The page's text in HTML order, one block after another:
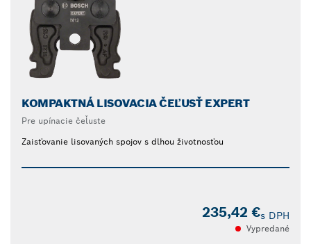
KOMPAKTNÁ LISOVACIA ČEĽUSŤ EXPERT
Pre upínacie čeľuste
Zaisťovanie lisovaných spojov s dlhou životnosťou
235,42 €s DPH
Vypredané